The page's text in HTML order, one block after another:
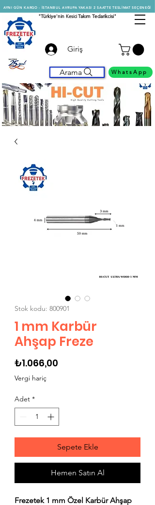
AYNI GÜN KARGO - İSTANBUL AVRUPA YAKASI 2 SAATTE TESLİMAT SEÇENEĞİ
"Türkiye'nin KesiciTakım Tedarikcisi"
Giriş
Arama WhatsApp
Stok kodu: 800901
1 mm Karbür
Ahşap Freze
₺1.066,00
Vergi hariç
Adet *
Sepete Ekle
Hemen Satın Al
Frezetek 1 mm Özel Karbür Ahşap